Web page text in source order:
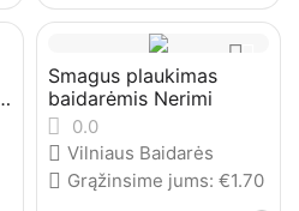
Smagus plaukimas
baidarėmis Nerimi
0.0
Vilniaus Baidarės
Grąžinsime jums: €1.70